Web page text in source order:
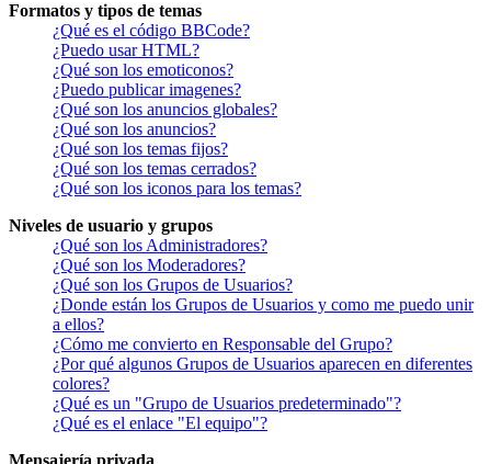
Formatos y tipos de temas
¿Qué es el código BBCode?
¿Puedo usar HTML?
¿Qué son los emoticonos?
¿Puedo publicar imagenes?
¿Qué son los anuncios globales?
¿Qué son los anuncios?
¿Qué son los temas fijos?
¿Qué son los temas cerrados?
¿Qué son los iconos para los temas?
Niveles de usuario y grupos
¿Qué son los Administradores?
¿Qué son los Moderadores?
¿Qué son los Grupos de Usuarios?
¿Donde están los Grupos de Usuarios y como me puedo unir
a ellos?
¿Cómo me convierto en Responsable del Grupo?
¿Por qué algunos Grupos de Usuarios aparecen en diferentes
colores?
¿Qué es un "Grupo de Usuarios predeterminado"?
¿Qué es el enlace "El equipo"?